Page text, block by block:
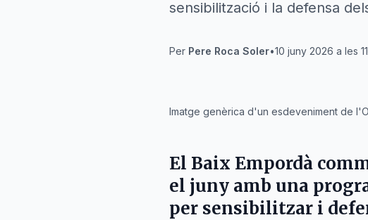
sensibilització i la defensa
Per Pere Roca Soler•10 juny 2026 a les
Imatge genèrica d'un esdeveniment de
El Baix Empordà
el juny amb una
per sensibilitzar i